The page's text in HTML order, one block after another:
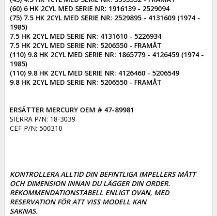
(60) 6 HK 2CYL MED SERIE NR: 1916139 - 2529094
(75) 7.5 HK 2CYL MED SERIE NR: 2529895 - 4131609 (1974 -
1985)
7.5 HK 2CYL MED SERIE NR: 4131610 - 5226934
7.5 HK 2CYL MED SERIE NR: 5206550 - FRAMÅT
(110) 9.8 HK 2CYL MED SERIE NR: 1865779 - 4126459 (1974 -
1985)
(110) 9.8 HK 2CYL MED SERIE NR: 4126460 - 5206549
9.8 HK 2CYL MED SERIE NR: 5206550 - FRAMÅT
ERSÄTTER MERCURY OEM # 47-89981
SIERRA P/N: 18-3039
CEF P/N: 500310
KONTROLLERA ALLTID DIN BEFINTLIGA IMPELLERS MÅTT
OCH DIMENSION INNAN DU LÄGGER DIN ORDER.
REKOMMENDATIONSTABELL ENLIGT OVAN, MED
RESERVATION FÖR ATT VISS MODELL KAN
SAKNAS.